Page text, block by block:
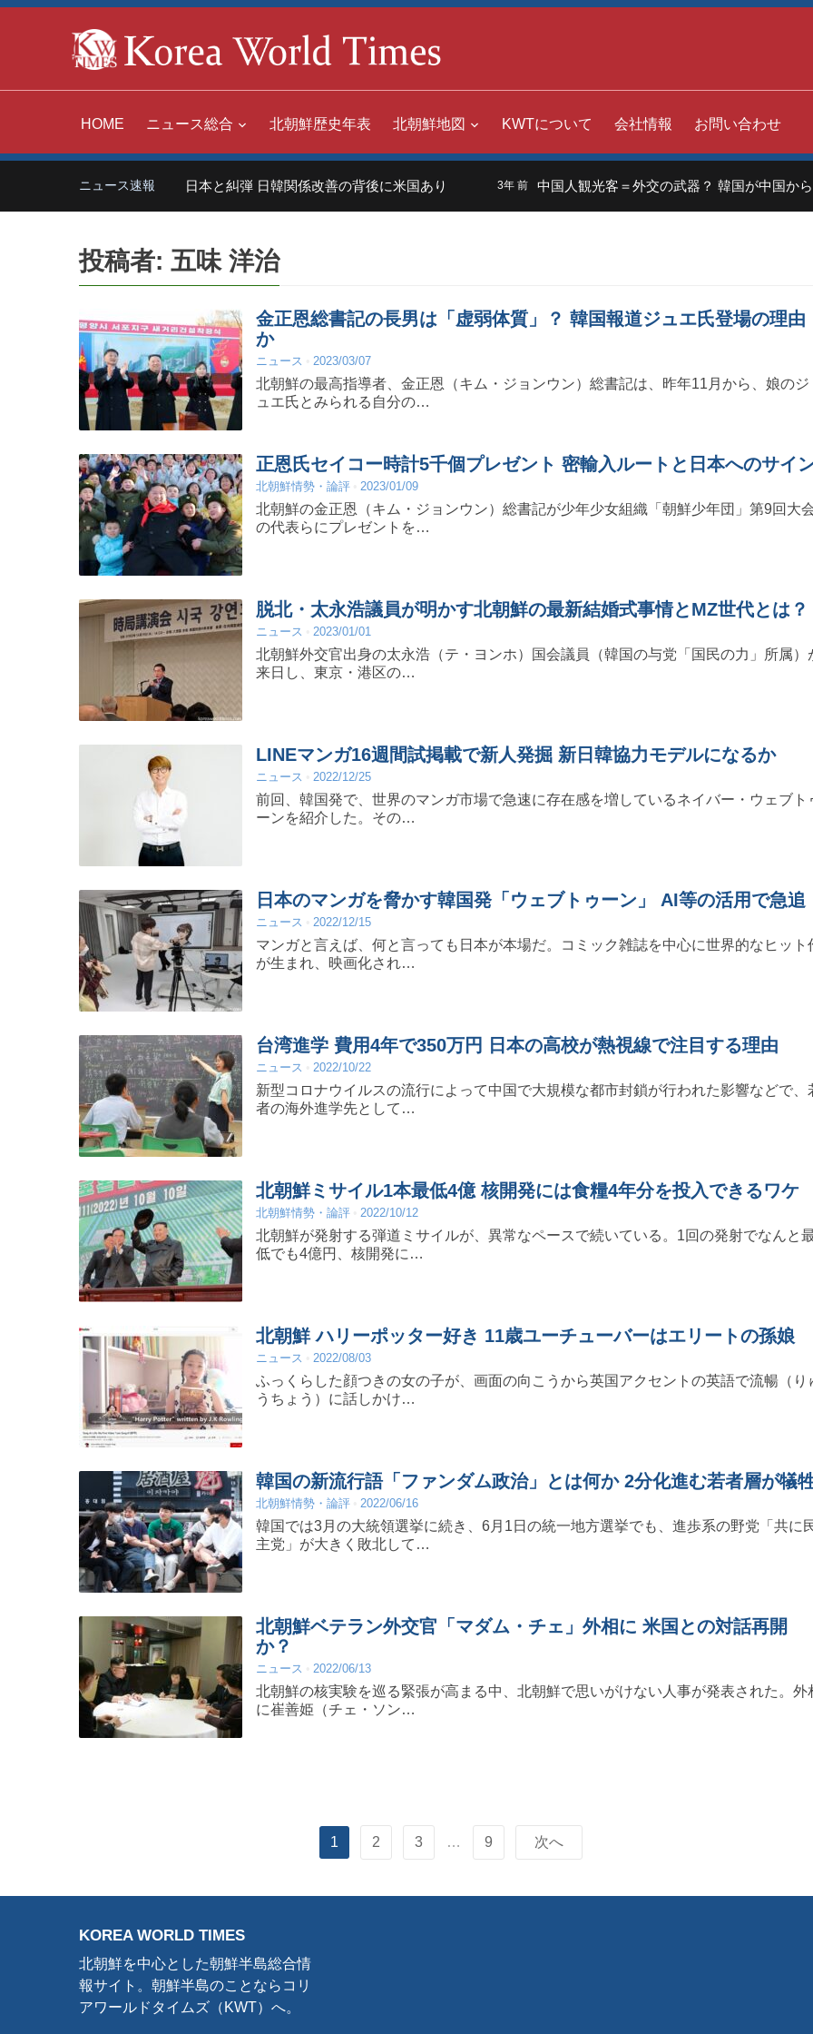
HOME ニュース総合 北朝鮮歴史年表 北朝鮮地図 KWTについて 会社情報 お問い合わせ
ニュース速報
中国「世界の嫌われ者」日本と糾弾 日韓関係改善の背後に米国あり 3年 前 中国人観光客＝外交の武器？ 韓国が中国からの
投稿者: 五味 洋治
金正恩総書記の長男は「虚弱体質」？ 韓国報道ジュエ氏登場の理由
か
ニュース 2023/03/07
北朝鮮の最高指導者、金正恩（キム・ジョンウン）総書記は、昨年11月から、娘のジ
ュエ氏とみられる自分の…
正恩氏セイコー時計5千個プレゼント 密輸入ルートと日本へのサイ
北朝鮮情勢・論評 2023/01/09
北朝鮮の金正恩（キム・ジョンウン）総書記が少年少女組織「朝鮮少年団」第9回大
の代表らにプレゼントを…
脱北・太永浩議員が明かす北朝鮮の最新結婚式事情とMZ世代とは？
ニュース 2023/01/01
北朝鮮外交官出身の太永浩（テ・ヨンホ）国会議員（韓国の与党「国民の力」所属）
来日し、東京・港区の…
LINEマンガ16週間試掲載で新人発掘 新日韓協力モデルになるか
ニュース 2022/12/25
前回、韓国発で、世界のマンガ市場で急速に存在感を増しているネイバー・ウェブト
ーンを紹介した。その…
日本のマンガを脅かす韓国発「ウェブトゥーン」 AI等の活用で急追
ニュース 2022/12/15
マンガと言えば、何と言っても日本が本場だ。コミック雑誌を中心に世界的なヒット
が生まれ、映画化され…
台湾進学 費用4年で350万円 日本の高校が熱視線で注目する理由
ニュース 2022/10/22
新型コロナウイルスの流行によって中国で大規模な都市封鎖が行われた影響などで、
者の海外進学先として…
北朝鮮ミサイル1本最低4億 核開発には食糧4年分を投入できるワケ
北朝鮮情勢・論評 2022/10/12
北朝鮮が発射する弾道ミサイルが、異常なペースで続いている。1回の発射でなんと
低でも4億円、核開発に…
北朝鮮 ハリーポッター好き 11歳ユーチューバーはエリートの孫娘
ニュース 2022/08/03
ふっくらした顔つきの女の子が、画面の向こうから英国アクセントの英語で流暢（り
うちょう）に話しかけ…
韓国の新流行語「ファンダム政治」とは何か 2分化進む若者層が犠
北朝鮮情勢・論評 2022/06/16
韓国では3月の大統領選挙に続き、6月1日の統一地方選挙でも、進歩系の野党「共に
主党」が大きく敗北して…
北朝鮮ベテラン外交官「マダム・チェ」外相に 米国との対話再開
か？
ニュース 2022/06/13
北朝鮮の核実験を巡る緊張が高まる中、北朝鮮で思いがけない人事が発表された。外
に崔善姫（チェ・ソン…
1 2 3 … 9 次へ
KOREA WORLD TIMES
北朝鮮を中心とした朝鮮半島総合情
報サイト。朝鮮半島のことならコリ
アワールドタイムズ（KWT）へ。